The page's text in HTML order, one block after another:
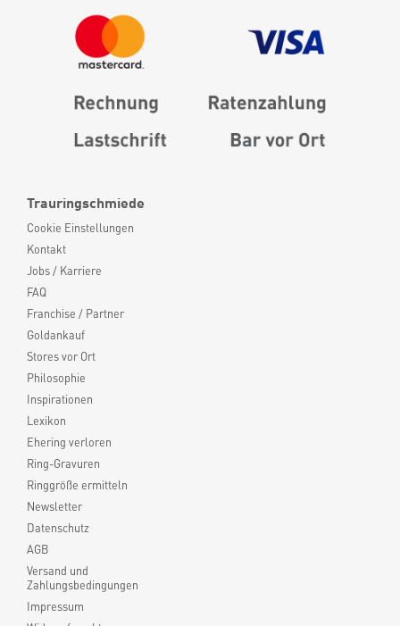
Trauringschmiede
Cookie Einstellungen
Kontakt
Jobs / Karriere
FAQ
Franchise / Partner
Goldankauf
Stores vor Ort
Philosophie
Inspirationen
Lexikon
Ehering verloren
Ring-Gravuren
Ringgröße ermitteln
Newsletter
Datenschutz
AGB
Versand und
Zahlungsbedingungen
Impressum